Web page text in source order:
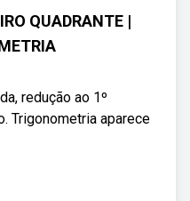
QUADRANTE |
redução ao 1º
Trigonometria aparece